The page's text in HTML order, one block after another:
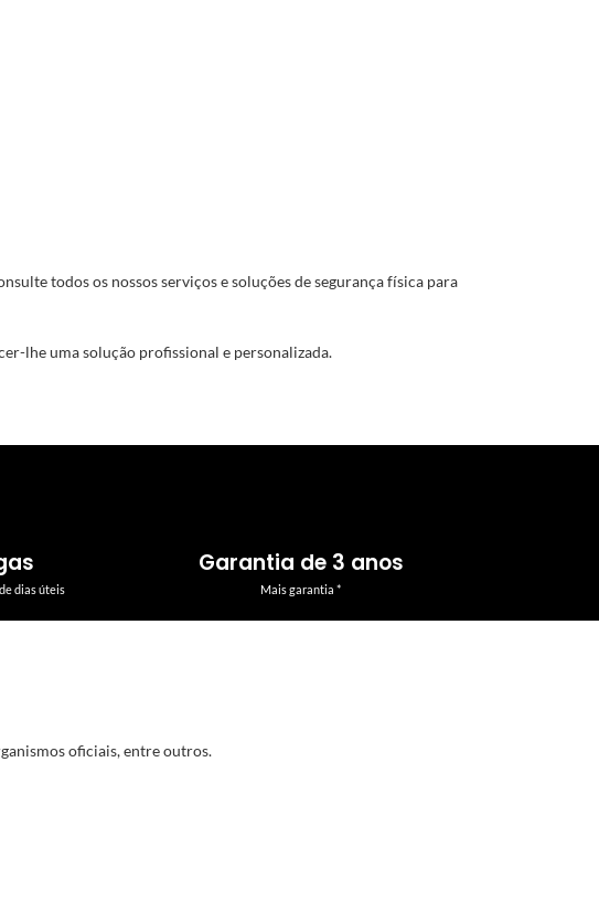
todos os nossos serviços e soluções de segurança física para
lhe uma solução profissional e personalizada.
dias úteis
Garantia de 3 anos
Mais garantia *
oficiais, entre outros.